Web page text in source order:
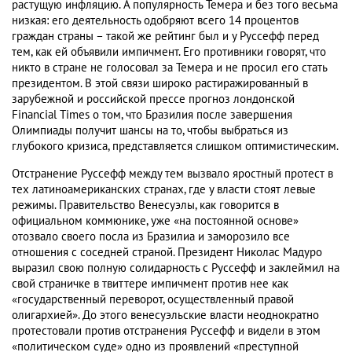
растущую инфляцию. А популярность Темера и без того весьма
низкая: его деятельность одобряют всего 14 процентов
граждан страны – такой же рейтинг был и у Руссефф перед
тем, как ей объявили импичмент. Его противники говорят, что
никто в стране не голосовал за Темера и не просил его стать
президентом. В этой связи широко растиражированный в
зарубежной и российской прессе прогноз лондонской
Financial Times о том, что Бразилия после завершения
Олимпиады получит шансы на то, чтобы выбраться из
глубокого кризиса, представляется слишком оптимистическим.
Отстранение Руссефф между тем вызвало яростный протест в
тех латиноамериканских странах, где у власти стоят левые
режимы. Правительство Венесуэлы, как говорится в
официальном коммюнике, уже «на постоянной основе»
отозвало своего посла из Бразилиа и заморозило все
отношения с соседней страной. Президент Николас Мадуро
выразил свою полную солидарность с Руссефф и заклеймил на
свой страничке в твиттере импичмент против нее как
«государственный переворот, осуществленный правой
олигархией». До этого венесуэльские власти неоднократно
протестовали против отстранения Руссефф и видели в этом
«политическом суде» одно из проявлений «преступной